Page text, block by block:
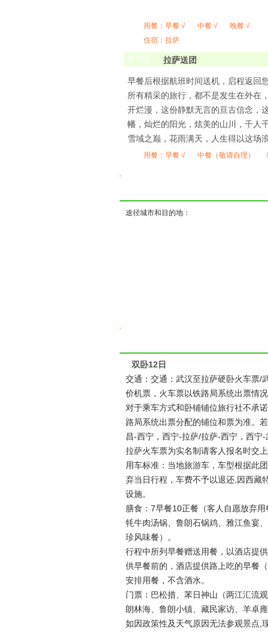
用餐： 早餐 √ 中餐 √
晚餐 √
住宿：拉萨
第10天 拉萨送团
早餐后根据航班时间送机，启程返回
所有精采的旅行，都不是发生在外在
开烂漫，这份静默无言的亘古信念，
幡，灿烂的阳光，炫美的山川，千人
雪域之巅，花雨满天，人生得以这场
用餐： 早餐 √ 中餐（敬请自理）
途径城市和目的地：
双卧12日
交通：交通：武汉至拉萨硬卧火车票/
价机票，火车票以铁路局系统出票情
对于乘车方式和卧铺铺位旅行社不承
路局系统出票分配的铺位和票为准。
昌-西宁，西宁-拉萨/拉萨-西宁，西宁
拉萨火车票为实名制请客人报名时交
用车标准：当地旅游车，车型根据此
弃当日行程，车费不予以退还,因西藏
设施。
膳食：7早餐10正餐（客人自愿放弃
牦牛肉汤锅、鲁朗石锅鸡、雅江鱼宴
珍风味餐）。
行程中所列早餐赠送用餐，以酒店提
供早餐前的，酒店提供路上吃的早餐
安排用餐，不含酒水。
门票：巴松措、苯日神山（两江汇流
朗林海、鲁朗小镇、藏民家访、羊卓
如因政策性及天气原因无法参观景点,